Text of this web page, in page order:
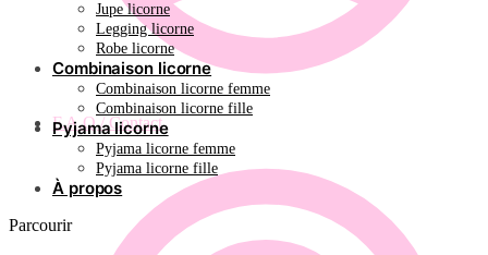
F.A.Q / Contact
Jupe licorne
Legging licorne
Robe licorne
Combinaison licorne
Combinaison licorne femme
Combinaison licorne fille
Pyjama licorne
Pyjama licorne femme
Pyjama licorne fille
À propos
Parcourir